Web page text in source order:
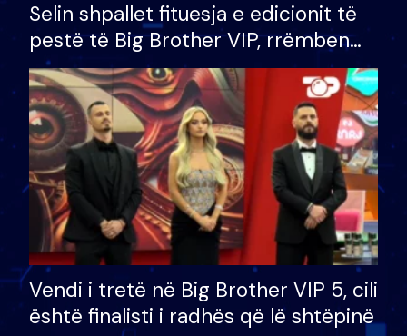
Selin shpallet fituesja e edicionit të
pestë të Big Brother VIP, rrëmben
çmimin e madh prej 100 mijë eurosh
Vendi i tretë në Big Brother VIP 5, cili
është finalisti i radhës që lë shtëpinë